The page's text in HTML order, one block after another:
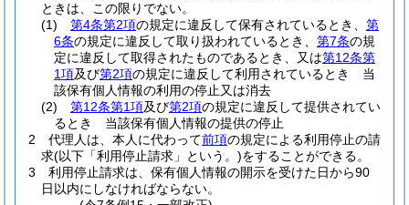
ときは、この限りでない。
(1)
第4条第2項の規定に違反して保有されているとき、 第
6条の規定に違反して取り扱われているとき、 第7条の規
定に違反して取得されたものであるとき、又は第12条第
1項及び第2項の規定に違反して利用されているとき 当
該保有個人情報の利用の停止又は消去
(2)
第12条第1項及び第2項の規定に違反して提供されてい
るとき 当該保有個人情報の提供の停止
2
代理人は、本人に代わって前項の規定による利用停止の請
求(以下「利用停止請求」という。)をすることができる。
3
利用停止請求は、保有個人情報の開示を受けた日から90
日以内にしなければならない。